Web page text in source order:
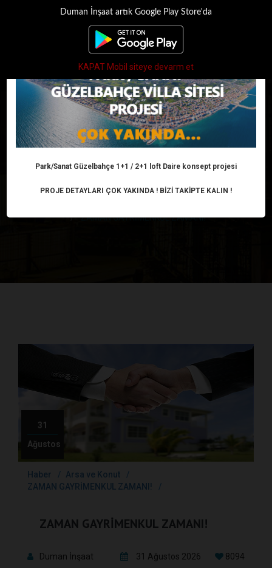
Duman İnşaat artık Google Play Store'da
KAPAT Mobil siteye devarm et
ZAMAN
GAYRİMENKUL
ZAMANI!
ZAMAN GAYRİMENKUL ZAMANI!
31
Ağustos
Haber
Arsa ve Konut
ZAMAN GAYRİMENKUL ZAMANI!
ZAMAN GAYRİMENKUL ZAMANI!
Duman İnşaat 31 Ağustos 2026 8094
Park/Sanat Güzelbahçe 1+1 / 2+1 loft Daire konsept projesi
PROJE DETAYLARI ÇOK YAKINDA ! BİZİ TAKİPTE KALIN !